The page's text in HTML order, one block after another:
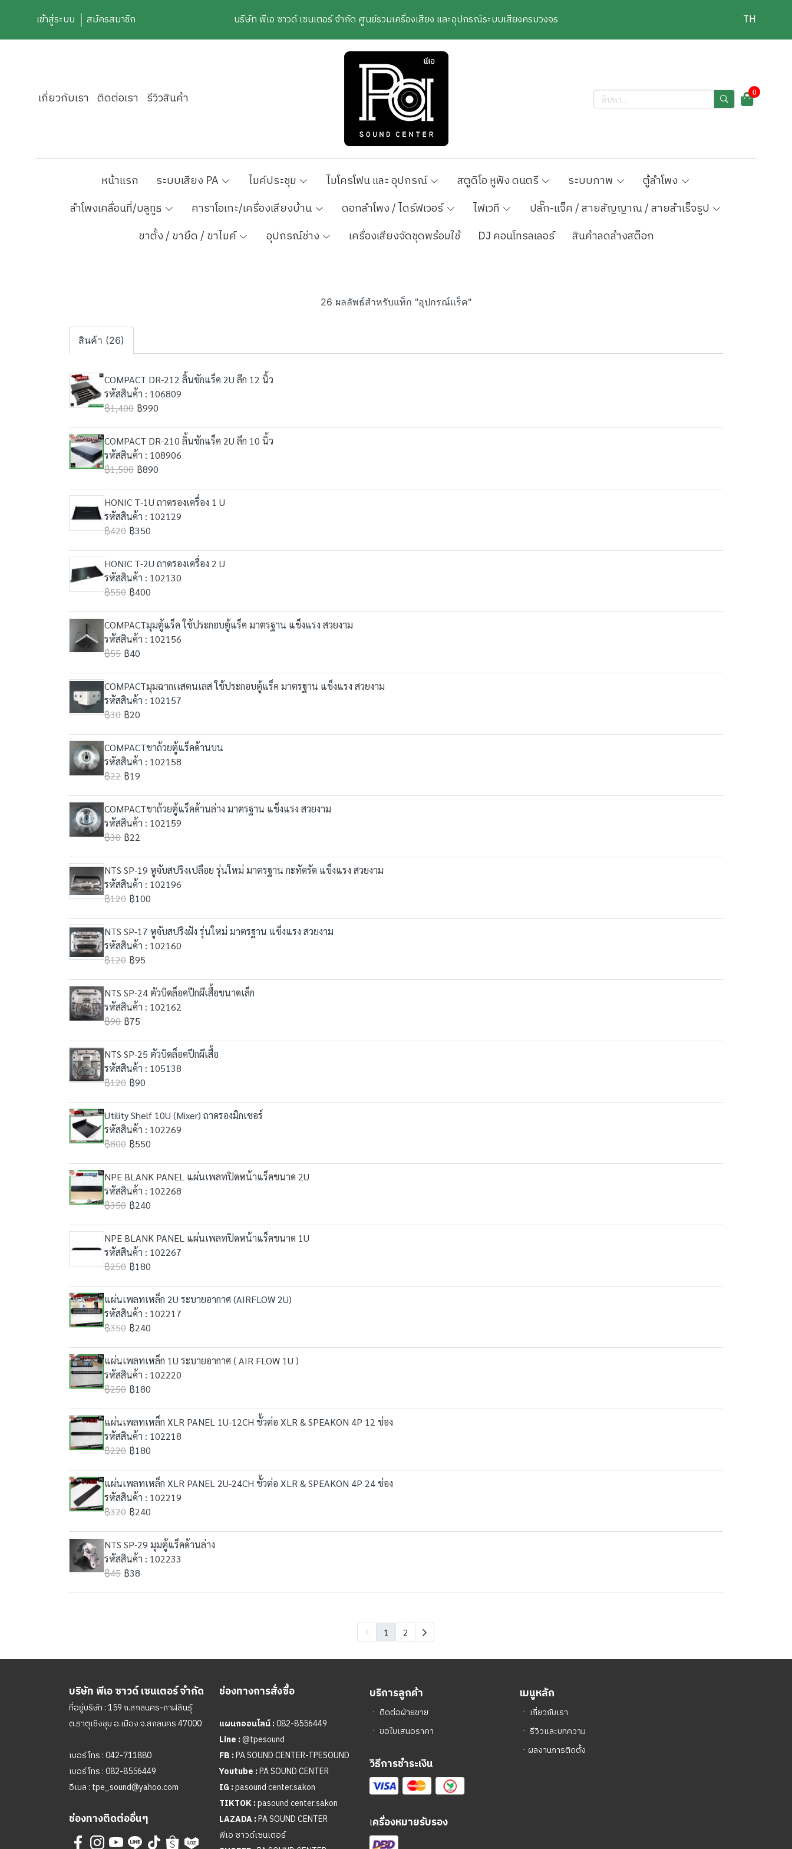
เข้าสู่ระบบ สมัครสมาชิก บริษัท พีเอ ซาวด์ เซนเตอร์ จำกัด ศูนย์รวมเครื่องเสียง และอุปกรณ์ระบบเสียงครบวงจร TH
เกี่ยวกับเรา ติดต่อเรา รีวิวสินค้า 0
หน้าแรก ระบบเสียง PA ไมค์ประชุม ไมโครโฟน และ อุปกรณ์ สตูดิโอ หูฟัง ดนตรี ระบบภาพ
ตู้ลำโพง
ลำโพงเคลื่อนที่/บลูทูธ
คาราโอเกะ/เครื่องเสียงบ้าน ดอกลำโพง / ไดร์ฟเวอร์ ไฟเวที
ปลั๊ก-แจ็ค / สายสัญญาณ / สายสำเร็จรูป
ขาตั้ง / ขายึด / ขาไมค์
อุปกรณ์ช่าง เครื่องเสียงจัดชุดพร้อมใช้ DJ คอนโทรลเลอร์ สินค้าลดล้างสต็อก
26 ผลลัพธ์สำหรับแท็ก "อุปกรณ์แร็ค"
สินค้า (26)
COMPACT DR-212 ลิ้นชักแร็ค 2U ลึก 12 นิ้ว
รหัสสินค้า : 106809
฿1,400 ฿990
COMPACT DR-210 ลิ้นชักแร็ค 2U ลึก 10 นิ้ว
รหัสสินค้า : 108906
฿1,500 ฿890
HONIC T-1U ถาดรองเครื่อง 1 U
รหัสสินค้า : 102129
฿420 ฿350
HONIC T-2U ถาดรองเครื่อง 2 U
รหัสสินค้า : 102130
฿550 ฿400
COMPACTมุมตู้แร็ค ใช้ประกอบตู้แร็ค มาตรฐาน แข็งแรง สวยงาม
รหัสสินค้า : 102156
฿55 ฿40
COMPACTมุมฉากเเสตนเลส ใช้ประกอบตู้แร็ค มาตรฐาน แข็งแรง สวยงาม
รหัสสินค้า : 102157
฿30 ฿20
COMPACTขาถ้วยตู้แร็คด้านบน
รหัสสินค้า : 102158
฿22 ฿19
COMPACTขาถ้วยตู้แร็คด้านล่าง มาตรฐาน แข็งแรง สวยงาม
รหัสสินค้า : 102159
฿30 ฿22
NTS SP-19 หูจับสปริงเปลือย รุ่นใหม่ มาตรฐาน กะทัดรัด แข็งแรง สวยงาม
รหัสสินค้า : 102196
฿120 ฿100
NTS SP-17 หูจับสปริงฝัง รุ่นใหม่ มาตรฐาน แข็งแรง สวยงาม
รหัสสินค้า : 102160
฿120 ฿95
NTS SP-24 ตัวบิดล็อคปีกผีเสื้อขนาดเล็ก
รหัสสินค้า : 102162
฿90 ฿75
NTS SP-25 ตัวบิดล็อคปีกผีเสื้อ
รหัสสินค้า : 105138
฿120 ฿90
Utility Shelf 10U (Mixer) ถาดรองมิกเซอร์
รหัสสินค้า : 102269
฿800 ฿550
NPE BLANK PANEL แผ่นเพลทปิดหน้าแร็คขนาด 2U
รหัสสินค้า : 102268
฿350 ฿240
NPE BLANK PANEL แผ่นเพลทปิดหน้าแร็คขนาด 1U
รหัสสินค้า : 102267
฿250 ฿180
แผ่นเพลทเหล็ก 2U ระบายอากาศ (AIRFLOW 2U)
รหัสสินค้า : 102217
฿350 ฿240
แผ่นเพลทเหล็ก 1U ระบายอากาศ ( AIR FLOW 1U )
รหัสสินค้า : 102220
฿250 ฿180
แผ่นเพลทเหล็ก XLR PANEL 1U-12CH ขั้วต่อ XLR & SPEAKON 4P 12 ช่อง
รหัสสินค้า : 102218
฿220 ฿180
แผ่นเพลทเหล็ก XLR PANEL 2U-24CH ขั้วต่อ XLR & SPEAKON 4P 24 ช่อง
รหัสสินค้า : 102219
฿320 ฿240
NTS SP-29 มุมตู้แร็คด้านล่าง
รหัสสินค้า : 102233
฿45 ฿38
1 2
บริษัท พีเอ ซาวด์ เซนเตอร์ จำกัด
ที่อยู่บริษัท : 159 ถ.สกลนคร-กาฬสินธุ์
ต.ธาตุเชิงชุม อ.เมือง จ.สกลนคร 47000
เบอร์โทร :042-711880
เบอร์โทร :082-8556449
อีเมล : tpe_sound@yahoo.com
ช่องทางติดต่ออื่นๆ
ช่องทางการสั่งซื้อ
แผนกออนไลน์ :082-8556449
Line :@tpesound
FB :PA SOUND CENTER-TPESOUND
Youtube :PA SOUND CENTER
IG :pasound center.sakon
TIKTOK :pasound center.sakon
LAZADA :PA SOUND CENTER
พีเอ ซาวด์เซนเตอร์
บริการลูกค้า
ㆍ ติดต่อฝ่ายขาย
ㆍ ขอใบเสนอราคา
วิธีการชำระเงิน
เครื่องหมายรับรอง
เมนูหลัก
ㆍ เกี่ยวกับเรา
ㆍ รีวิวและบทความ
ㆍ ผลงานการติดตั้ง